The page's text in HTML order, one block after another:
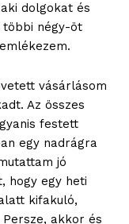
dolgokat és
többi négy-öt
vásárlásom
Az összes
festett
egy nadrágra
jó
hogy egy heti
kifakuló,
akkor és